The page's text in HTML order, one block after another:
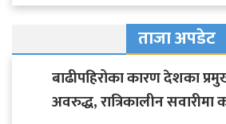
ताजा अपडेट
बाढीपहिरोका कारण देशका
अवरुद्ध, रात्रिकालीन सवारीमा